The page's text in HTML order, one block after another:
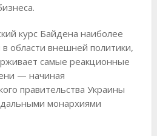
курс Байдена наиболее
в области внешней политики,
самые реакционные
— начиная
правительства Украины
монархиями